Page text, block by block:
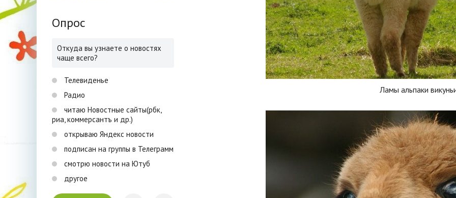
Ламы альпаки
Опрос
Откуда вы узнаете о новостях
чаще всего?
Телевиденье
Радио
читаю Новостные сайты(рбк,
риа, коммерсантъ и др.)
открываю Яндекс новости
подписан на группы в Телеграмм
смотрю новости на Ютуб
другое